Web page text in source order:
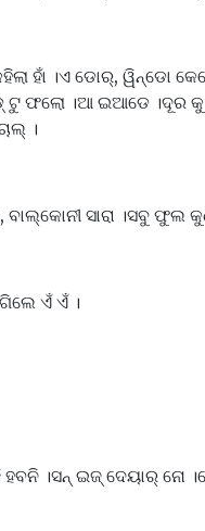
ହାଁ ।ଏ ଡୋର୍, ୱିନ୍ଡୋ
ଫଲୋ ।ଆ ଇଆଡେ ।ଦୂର କୁ
।
ସାରା ।ସବୁ ଫୁଲ
ଏଁ ଏଁ ।
।ସନ୍ ଇଜ୍ ଦେୟାର୍ ନୋ